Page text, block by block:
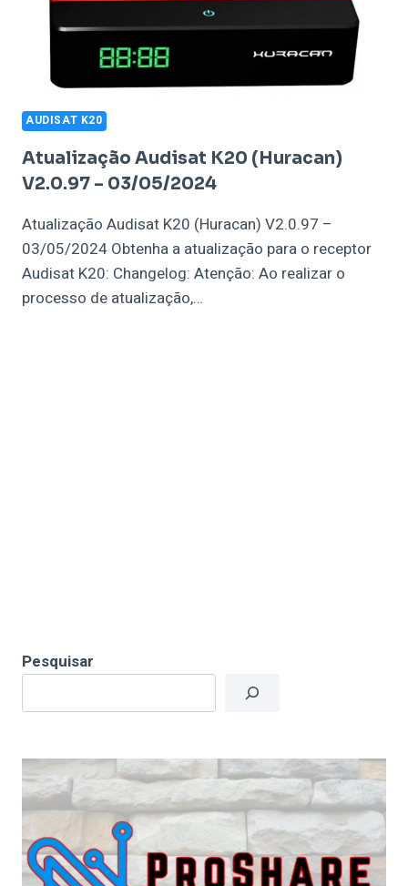
AUDISAT K20
Atualização Audisat K20 (Huracan)
V2.0.97 – 03/05/2024
Atualização Audisat K20 (Huracan) V2.0.97 –
03/05/2024 Obtenha a atualização para o receptor
Audisat K20: Changelog: Atenção: Ao realizar o
processo de atualização,…
Pesquisar